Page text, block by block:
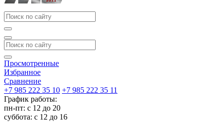
Просмотренные
Избранное
Сравнение
+7 985 222 35 10 +7 985 222 35 11
График работы:
пн-пт: с 12 до 20
суббота: c 12 до 16